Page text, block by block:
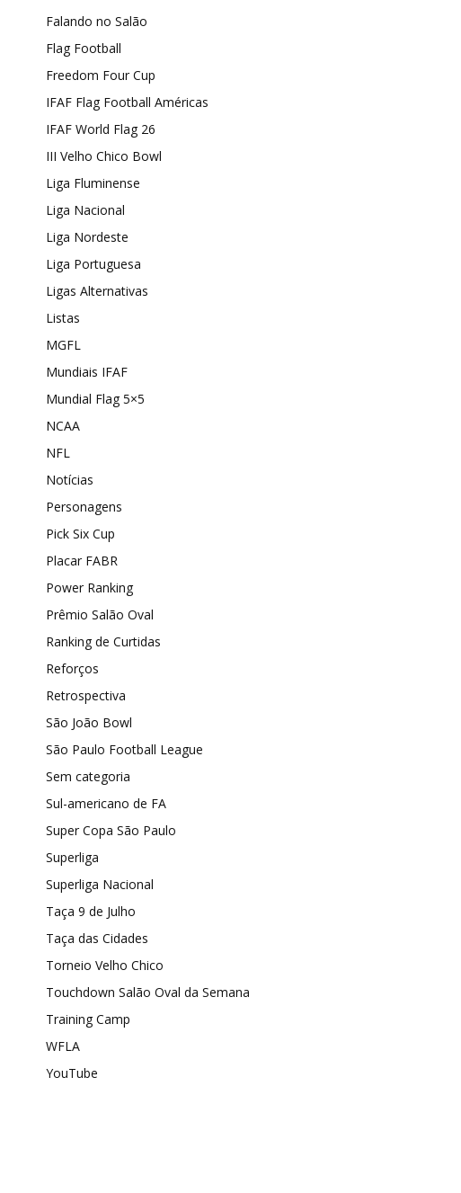
Falando no Salão
Flag Football
Freedom Four Cup
IFAF Flag Football Américas
IFAF World Flag 26
III Velho Chico Bowl
Liga Fluminense
Liga Nacional
Liga Nordeste
Liga Portuguesa
Ligas Alternativas
Listas
MGFL
Mundiais IFAF
Mundial Flag 5×5
NCAA
NFL
Notícias
Personagens
Pick Six Cup
Placar FABR
Power Ranking
Prêmio Salão Oval
Ranking de Curtidas
Reforços
Retrospectiva
São João Bowl
São Paulo Football League
Sem categoria
Sul-americano de FA
Super Copa São Paulo
Superliga
Superliga Nacional
Taça 9 de Julho
Taça das Cidades
Torneio Velho Chico
Touchdown Salão Oval da Semana
Training Camp
WFLA
YouTube